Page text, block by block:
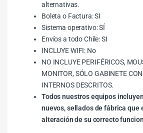
alternativas.
Boleta o Factura: SI
Sistema operativo: SÍ
Envíos a todo Chile: SI
INCLUYE WIFI: No
NO INCLUYE PERIFÉRICOS,
MONITOR, SÓLO GABINETE
INTERNOS DESCRITOS.
Todos nuestros equipos
nuevos, sellados de fábrica que
alteración de su correcto